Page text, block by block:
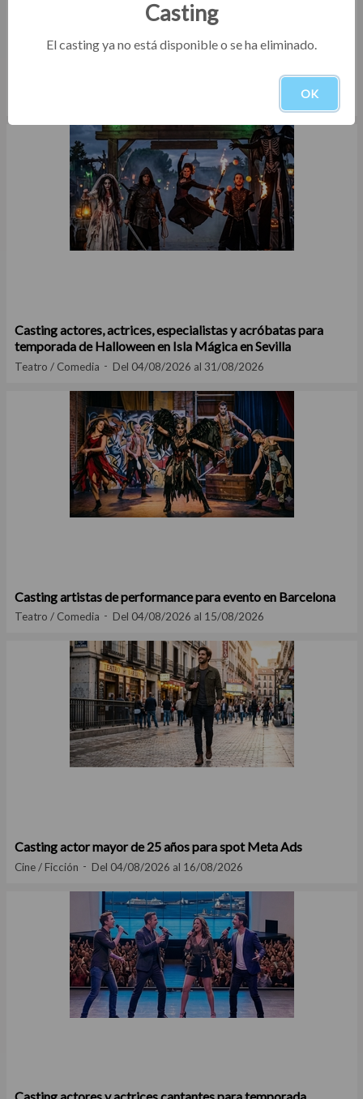
Casting actores, actrices, especialistas y acróbatas para
temporada de Halloween en Isla Mágica en Sevilla
Teatro / Comedia Del 04/08/2026 al 31/08/2026
Casting artistas de performance para evento en Barcelona
Teatro / Comedia Del 04/08/2026 al 15/08/2026
Casting actor mayor de 25 años para spot Meta Ads
Cine / Ficción Del 04/08/2026 al 16/08/2026
Casting
El casting ya no está disponible o se ha eliminado.
OK